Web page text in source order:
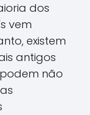
dos
vem
existem
antigos
não